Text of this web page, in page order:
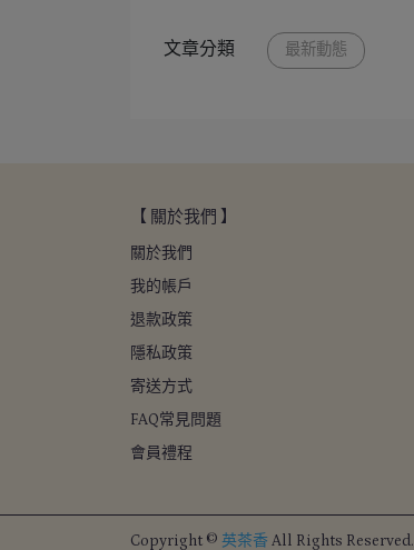
文章分類 最新動態
【 關於我們 】
關於我們
我的帳戶
退款政策
隱私政策
寄送方式
FAQ常見問題
會員禮程
Copyright © 英茶香 All Rights Reserved.